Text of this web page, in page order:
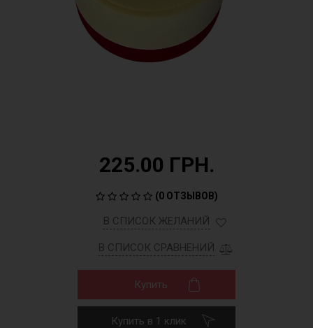
225.00 ГРН.
(0 ОТЗЫВОВ)
В СПИСОК ЖЕЛАНИЙ
В СПИСОК СРАВНЕНИЙ
Купить
Купить в 1 клик